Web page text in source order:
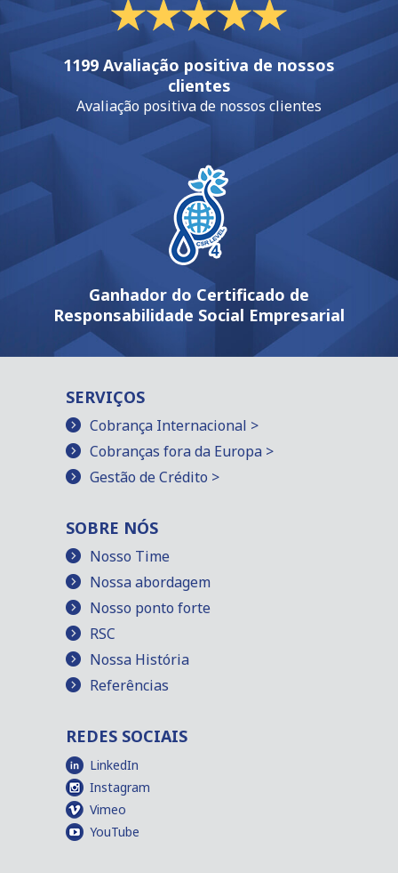
1199 Avaliação positiva de nossos
clientes
Avaliação positiva de nossos clientes
Ganhador do Certificado de
Responsabilidade Social Empresarial
SERVIÇOS
Cobrança Internacional >
Cobranças fora da Europa >
Gestão de Crédito >
SOBRE NÓS
Nosso Time
Nossa abordagem
Nosso ponto forte
RSC
Nossa História
Referências
REDES SOCIAIS
LinkedIn
Instagram
Vimeo
YouTube